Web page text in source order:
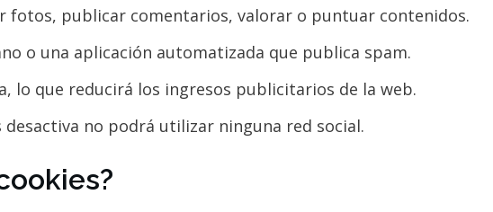
fotos, publicar comentarios, valorar o puntuar contenidos.
o una aplicación automatizada que publica spam.
lo que reducirá los ingresos publicitarios de la web.
desactiva no podrá utilizar ninguna red social.